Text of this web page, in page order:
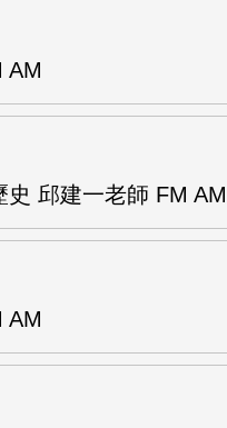
AM
邱建一老師 FM AM
AM